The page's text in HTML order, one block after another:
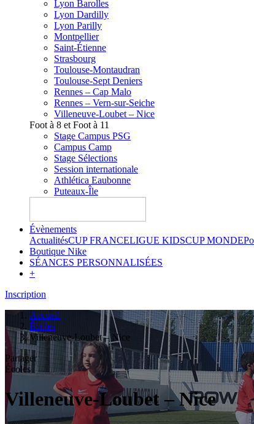
Lyon Barolles
Lyon Dardilly
Lyon Parilly
Montpellier
Saint-Étienne
Strasbourg
Toulouse-Montaudran
Toulouse-Sept Deniers
Rennes – Cap Malo
Rennes – Vern-sur-Seiche
Villeneuve-Loubet – Nice
Foot à 8 et Foot à 11
Stage Campus PSG
Campus Camp
Stage Sélections
Session internationale
Athlética Eaubonne
Puteaux-Île
Évènements
ActualitésCUP FRANCELIGUE KIDSCUP MONDE
Boutique Nike
SÉANCES PERSONNALISÉES
+
Inscription
Accueil
Écoles
Villeneuve-Loubet – Nice
Partager
Écoles
Villeneuve-Loubet – Nice